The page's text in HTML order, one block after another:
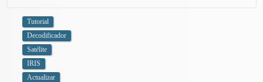
seleccionamos
encontrar los distintos firmwares en
- Una vez descargado, copiamos el firmware a un pendrive formateado en FAT32 y
a continuación lo conectamos al IRIS 9800.
- Pulsamos el botón Menú de nuestro mando, vamos al apartado Ajustes (el de la
imagen de las herramientas).
Tutorial
Decodificador
Satélite
IRIS
Actualizar